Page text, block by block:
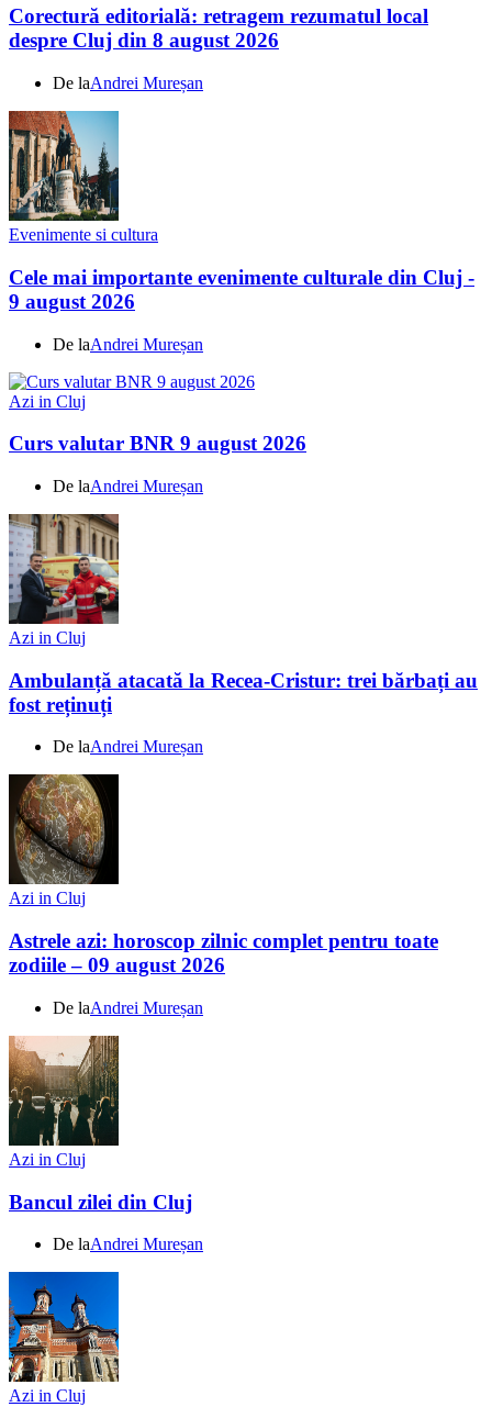
Corectură editorială: retragem rezumatul local
despre Cluj din 8 august 2026
De laAndrei Mureșan
Evenimente si cultura
Cele mai importante evenimente culturale din Cluj -
9 august 2026
De laAndrei Mureșan
Azi in Cluj
Curs valutar BNR 9 august 2026
De laAndrei Mureșan
Azi in Cluj
Ambulanță atacată la Recea-Cristur: trei bărbați au
fost reținuți
De laAndrei Mureșan
Azi in Cluj
Astrele azi: horoscop zilnic complet pentru toate
zodiile – 09 august 2026
De laAndrei Mureșan
Azi in Cluj
Bancul zilei din Cluj
De laAndrei Mureșan
Azi in Cluj